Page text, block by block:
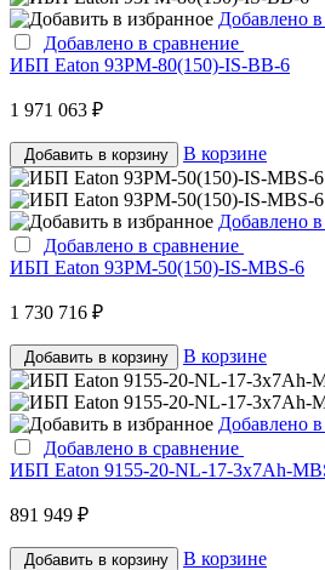
Добавлено
Добавлено в сравнение
ИБП Eaton 93PM-80(150)-IS-BB-6
1 971 063 ₽
Добавить в корзину В корзине
Добавлено
Добавлено в сравнение
ИБП Eaton 93PM-50(150)-IS-MBS-6
1 730 716 ₽
Добавить в корзину В корзине
Добавлено
Добавлено в сравнение
ИБП Eaton 9155-20-NL-17-3x7Ah-
891 949 ₽
Добавить в корзину В корзине